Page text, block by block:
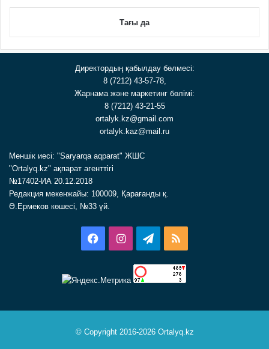
Тағы да
Директордың қабылдау бөлмесі:
8 (7212) 43-57-78,
Жарнама және маркетинг бөлімі:
8 (7212) 43-21-55
ortalyk.kz@gmail.com
ortalyk.kaz@mail.ru
Меншік иесі: "Saryarqa aqparat" ЖШС
"Ortalyq.kz" ақпарат агенттігі
№17402-ИА 20.12.2018
Редакция мекенжайы: 100009, Қарағанды қ.
Ә.Ермеков көшесі, №33 үй.
FacebookInstagramTelegram
© Copyright 2016-2026 Ortalyq.kz